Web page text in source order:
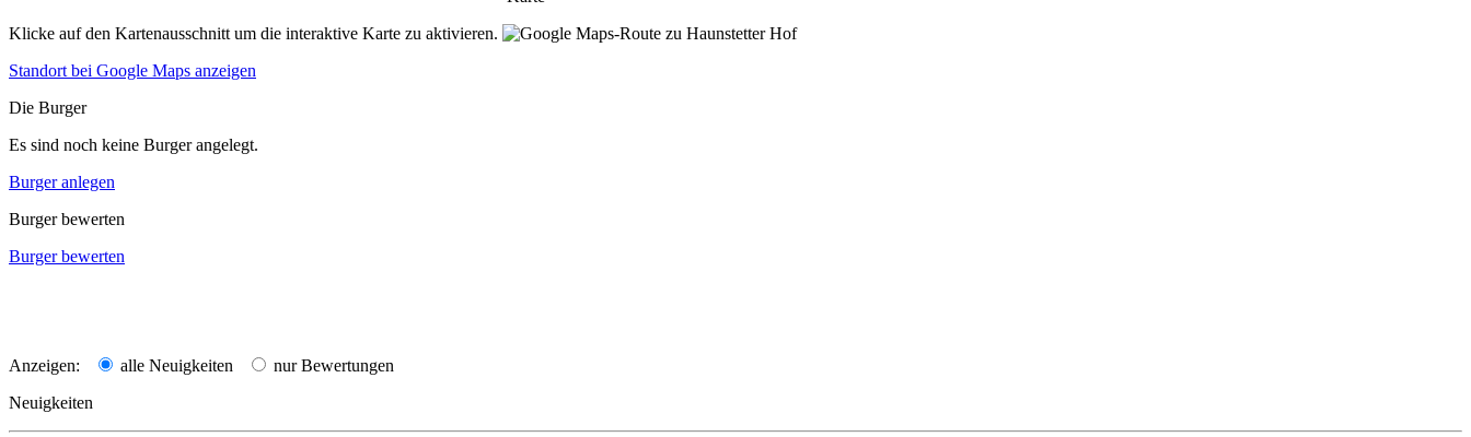
Klicke auf den Kartenausschnitt um die interaktive Karte zu aktivieren.
Standort bei Google Maps anzeigen
Die Burger
Es sind noch keine Burger angelegt.
Burger anlegen
Burger bewerten
Burger bewerten
Anzeigen: alle Neuigkeiten
nur Bewertungen
Neuigkeiten